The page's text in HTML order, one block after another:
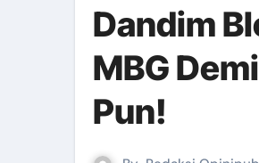
Dandim
MBG
Pun!